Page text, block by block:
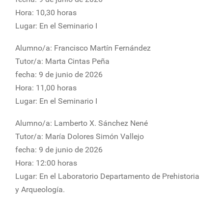
Hora: 10,30 horas
Lugar: En el Seminario I
Alumno/a: Francisco Martín Fernández
Tutor/a: Marta Cintas Peña
fecha: 9 de junio de 2026
Hora: 11,00 horas
Lugar: En el Seminario I
Alumno/a: Lamberto X. Sánchez Nené
Tutor/a: María Dolores Simón Vallejo
fecha: 9 de junio de 2026
Hora: 12:00 horas
Lugar: En el Laboratorio Departamento de Prehistoria
y Arqueología.